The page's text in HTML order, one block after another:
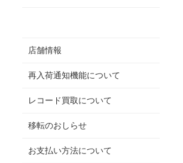
店舗情報
再入荷通知機能について
レコード買取について
移転のおしらせ
お支払い方法について